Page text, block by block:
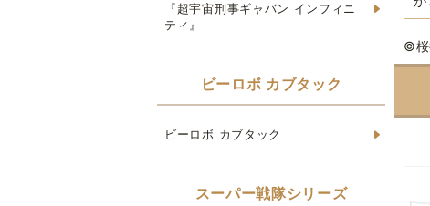
©桜
『超宇宙刑事ギャバン インフィニ
ティ』
ビーロボ カブタック
ビーロボ カブタック
スーパー戦隊シリーズ